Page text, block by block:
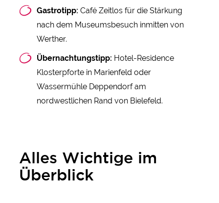
Gastrotipp: Café Zeitlos für die Stärkung
nach dem Museumsbesuch inmitten von
Werther.
Übernachtungstipp: Hotel-Residence
Klosterpforte in Marienfeld oder
Wassermühle Deppendorf am
nordwestlichen Rand von Bielefeld.
Alles Wichtige im
Überblick